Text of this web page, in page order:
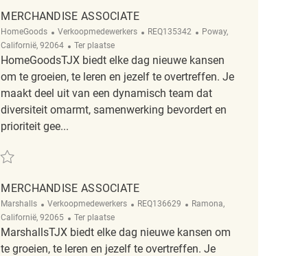
MERCHANDISE ASSOCIATE
HomeGoods Categorie
Verkoopmedewerkers ReqId
REQ135342 Plaats
Poway,
Californië, 92064
Afgelegen
Ter plaatse
HomeGoodsTJX biedt elke dag nieuwe kansen
om te groeien, te leren en jezelf te overtreffen. Je
maakt deel uit van een dynamisch team dat
diversiteit omarmt, samenwerking bevordert en
prioriteit gee...
Redden Merchandise Associate REQ135342
MERCHANDISE ASSOCIATE
Marshalls Categorie
Verkoopmedewerkers ReqId
REQ136629 Plaats
Ramona,
Californië, 92065
Afgelegen
Ter plaatse
MarshallsTJX biedt elke dag nieuwe kansen om
te groeien, te leren en jezelf te overtreffen. Je